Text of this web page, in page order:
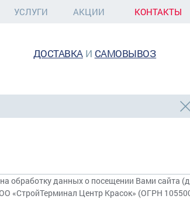
УСЛУГИ АКЦИИ КОНТАКТЫ
ДОСТАВКАИ САМОВЫВОЗ
обработку данных о посещении Вами сайта
«СтройТерминал Центр Красок» (ОГРН